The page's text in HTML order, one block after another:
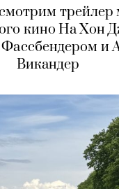
трейлер
кино На Хон
и
Викандер